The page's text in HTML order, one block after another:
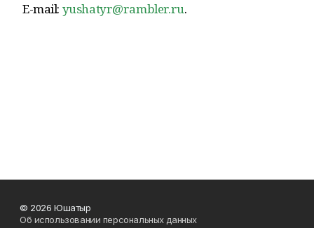
E-mail: yushatyr@rambler.ru.
© 2026 Юшатыр
Об использовании персональных данных